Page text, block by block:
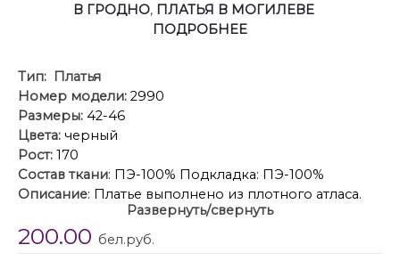
В ГРОДНО, ПЛАТЬЯ В МОГИЛЕВЕ
ПОДРОБНЕЕ
Тип:
Платья
Номер модели: 2990
Размеры: 42-46
Цвета: черный
Рост: 170
Состав ткани: ПЭ-100% Подкладка: ПЭ-100%
Описание: Платье выполнено из плотного атласа.
Платье приталенного силуэта, отрезное по линии
талии, длиной выше линии колена. Лиф выполнен в
Развернуть/свернуть
200.00 бел.руб.